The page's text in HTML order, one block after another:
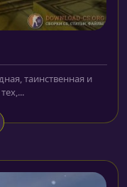
таинственная и